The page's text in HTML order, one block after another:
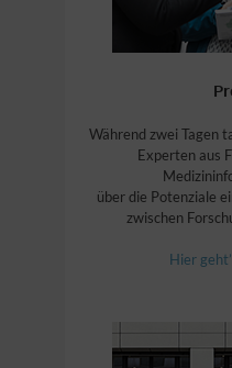
Während zwei Tagen
Experten aus
über die Potenziale
zwischen
Hier